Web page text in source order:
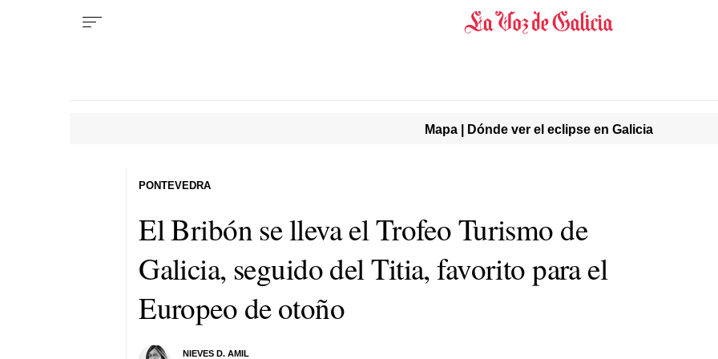
Mapa | Dónde ver el eclipse en Galicia
El Bribón se lleva el Trofeo Turismo de
Galicia, seguido del Titia, favorito para el
Europeo de otoño
NIEVES D. AMIL
PONTEVEDRA